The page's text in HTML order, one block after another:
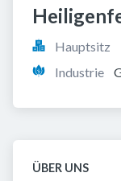
Hauptsitz
Industrie
ÜBER UNS